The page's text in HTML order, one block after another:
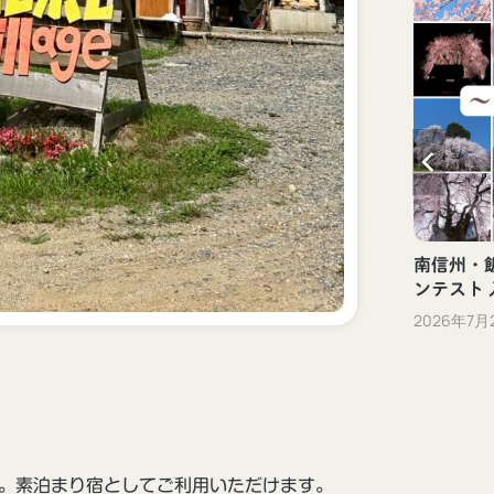
泊まり宿としてご利用いただけます。
新しい観光体験「ぐるっといいだデジタ
ル体験」（飯田市）
2023年10月13日
南信州・
ンテスト
2026年7月